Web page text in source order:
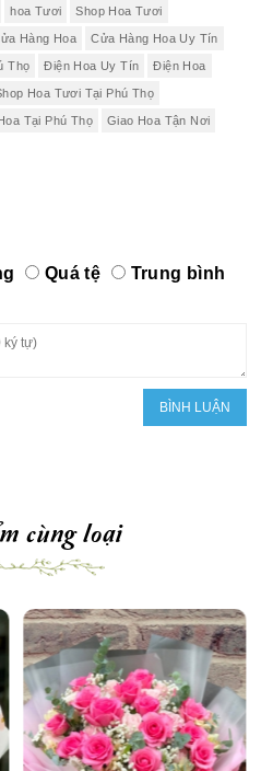
hoa Tươi Shop Hoa Tươi
Hàng Hoa Cửa Hàng Hoa Uy Tín
Thọ Điện Hoa Uy Tín Điện Hoa
Hoa Tươi Tại Phú Thọ
Tại Phú Thọ Giao Hoa Tận Nơi
Quá tệ
Trung bình
cùng loại